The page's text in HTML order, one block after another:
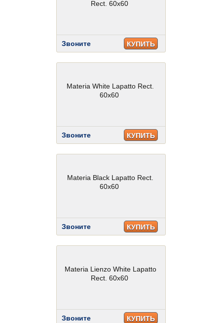
Rect. 60x60
Звоните КУПИТЬ
Materia White Lapatto Rect.
60x60
Звоните КУПИТЬ
Materia Black Lapatto Rect.
60x60
Звоните КУПИТЬ
Materia Lienzo White Lapatto
Rect. 60x60
Звоните КУПИТЬ